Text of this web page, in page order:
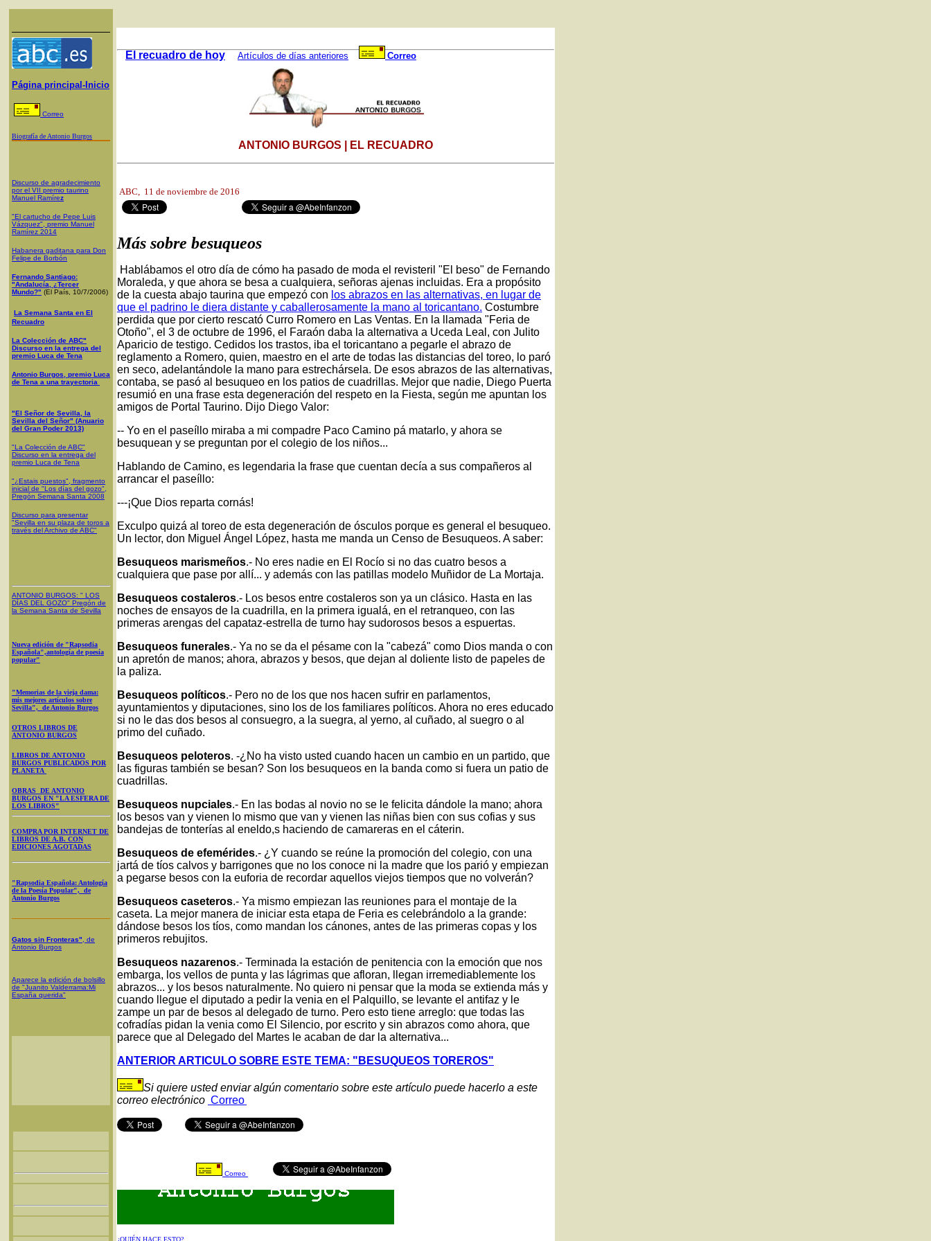
Página principal-Inicio
Correo
Biografía de Antonio Burgos
Discurso de agradecimiento
por el VII premio taurino
Manuel Ramírez
"El cartucho de Pepe Luis
Vázquez", premio Manuel
Ramírez 2014
Habanera gaditana para Don
Felipe de Borbón
Fernando Santiago:
"Andalucía, ¿Tercer
Mundo?" (El País, 10/7/2006)
La Semana Santa en El
Recuadro
La Colección de ABC"
Discurso en la entrega del
premio Luca de Tena
Antonio Burgos, premio Luca
de Tena a una trayectoria
"El Señor de Sevilla, la
Sevilla del Señor" (Anuario
del Gran Poder 2013)
"La Colección de ABC"
Discurso en la entrega del
premio Luca de Tena
"¿Estais puestos", fragmento
inicial de "Los días del gozo",
Pregón Semana Santa 2008
Discurso para presentar
"Sevilla en su plaza de toros a
través del Archivo de ABC"
ANTONIO BURGOS: " LOS
DÍAS DEL GOZO" Pregón de
la Semana Santa de Sevilla
Nueva edición de "Rapsodia
Española",antología de poesía
popular"
"Memorias de la vieja dama:
mis mejores artículos sobre
Sevilla", de Antonio Burgos
OTROS LIBROS DE
ANTONIO BURGOS
LIBROS DE ANTONIO
BURGOS PUBLICADOS POR
PLANETA
OBRAS DE ANTONIO
BURGOS EN "LA ESFERA DE
LOS LIBROS"
COMPRA POR INTERNET DE
LIBROS DE A.B. CON
EDICIONES AGOTADAS
"Rapsodia Española: Antología
de la Poesía Popular", de
Antonio Burgos
Gatos sin Fronteras" , de
Antonio Burgos
Aparece la edición de bolsillo
de "Juanito Valderrama:Mi
España querida"
El recuadro de hoy Artículos de días anteriores Correo
ANTONIO BURGOS | EL RECUADRO
ABC, 11 de noviembre de 2016
Más sobre besuqueos
Hablábamos el otro día de cómo ha pasado de moda el revisteril "El beso" de Fernando
Moraleda, y que ahora se besa a cualquiera, señoras ajenas incluidas. Era a propósito
de la cuesta abajo taurina que empezó con los abrazos en las alternativas, en lugar de
que el padrino le diera distante y caballerosamente la mano al toricantano. Costumbre
perdida que por cierto rescató Curro Romero en Las Ventas. En la llamada "Feria de
Otoño", el 3 de octubre de 1996, el Faraón daba la alternativa a Uceda Leal, con Julito
Aparicio de testigo. Cedidos los trastos, iba el toricantano a pegarle el abrazo de
reglamento a Romero, quien, maestro en el arte de todas las distancias del toreo, lo paró
en seco, adelantándole la mano para estrechársela. De esos abrazos de las alternativas,
contaba, se pasó al besuqueo en los patios de cuadrillas. Mejor que nadie, Diego Puerta
resumió en una frase esta degeneración del respeto en la Fiesta, según me apuntan los
amigos de Portal Taurino. Dijo Diego Valor:
-- Yo en el paseíllo miraba a mi compadre Paco Camino pá matarlo, y ahora se
besuquean y se preguntan por el colegio de los niños...
Hablando de Camino, es legendaria la frase que cuentan decía a sus compañeros al
arrancar el paseíllo:
---¡Que Dios reparta cornás!
Exculpo quizá al toreo de esta degeneración de ósculos porque es general el besuqueo.
Un lector, don Miguel Ángel López, hasta me manda un Censo de Besuqueos. A saber:
Besuqueos marismeños.- No eres nadie en El Rocío si no das cuatro besos a
cualquiera que pase por allí... y además con las patillas modelo Muñidor de La Mortaja.
Besuqueos costaleros.- Los besos entre costaleros son ya un clásico. Hasta en las
noches de ensayos de la cuadrilla, en la primera igualá, en el retranqueo, con las
primeras arengas del capataz-estrella de turno hay sudorosos besos a espuertas.
Besuqueos funerales.- Ya no se da el pésame con la "cabezá" como Dios manda o con
un apretón de manos; ahora, abrazos y besos, que dejan al doliente listo de papeles de
la paliza.
Besuqueos políticos.- Pero no de los que nos hacen sufrir en parlamentos,
ayuntamientos y diputaciones, sino los de los familiares políticos. Ahora no eres educado
si no le das dos besos al consuegro, a la suegra, al yerno, al cuñado, al suegro o al
primo del cuñado.
Besuqueos peloteros. -¿No ha visto usted cuando hacen un cambio en un partido, que
las figuras también se besan? Son los besuqueos en la banda como si fuera un patio de
cuadrillas.
Besuqueos nupciales.- En las bodas al novio no se le felicita dándole la mano; ahora
los besos van y vienen lo mismo que van y vienen las niñas bien con sus cofias y sus
bandejas de tonterías al eneldo,s haciendo de camareras en el cáterin.
Besuqueos de efemérides.- ¿Y cuando se reúne la promoción del colegio, con una
jartá de tíos calvos y barrigones que no los conoce ni la madre que los parió y empiezan
a pegarse besos con la euforia de recordar aquellos viejos tiempos que no volverán?
Besuqueos caseteros.- Ya mismo empiezan las reuniones para el montaje de la
caseta. La mejor manera de iniciar esta etapa de Feria es celebrándolo a la grande:
dándose besos los tíos, como mandan los cánones, antes de las primeras copas y los
primeros rebujitos.
Besuqueos nazarenos.- Terminada la estación de penitencia con la emoción que nos
embarga, los vellos de punta y las lágrimas que afloran, llegan irremediablemente los
abrazos... y los besos naturalmente. No quiero ni pensar que la moda se extienda más y
cuando llegue el diputado a pedir la venia en el Palquillo, se levante el antifaz y le
zampe un par de besos al delegado de turno. Pero esto tiene arreglo: que todas las
cofradías pidan la venia como El Silencio, por escrito y sin abrazos como ahora, que
parece que al Delegado del Martes le acaban de dar la alternativa...
ANTERIOR ARTICULO SOBRE ESTE TEMA: "BESUQUEOS TOREROS"
Si quiere usted enviar algún comentario sobre este artículo puede hacerlo a este
correo electrónico Correo
Correo
¿QUIÉN HACE ESTO?